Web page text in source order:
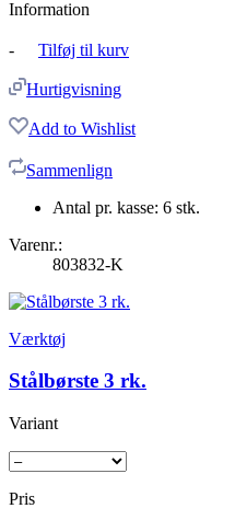
Information
- Tilføj til kurv
Hurtigvisning
Add to Wishlist
Sammenlign
Antal pr. kasse: 6 stk.
Varenr.:
803832-K
Værktøj
Stålbørste 3 rk.
Variant
Pris